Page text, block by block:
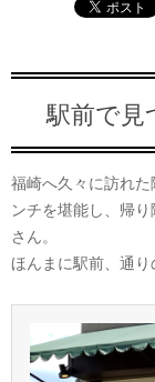
駅前で見
福崎へ久々に訪れ
ンチを堪能し、帰
さん。
ほんまに駅前、通り